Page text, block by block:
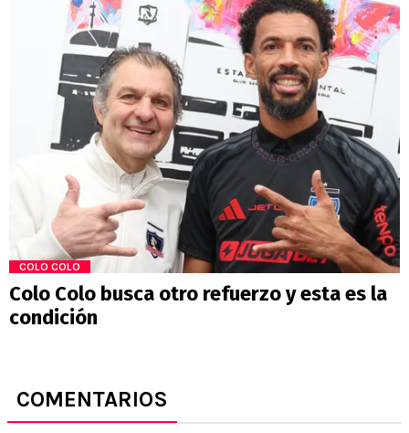
COLO COLO
Colo Colo busca otro refuerzo y esta es la
condición
COMENTARIOS